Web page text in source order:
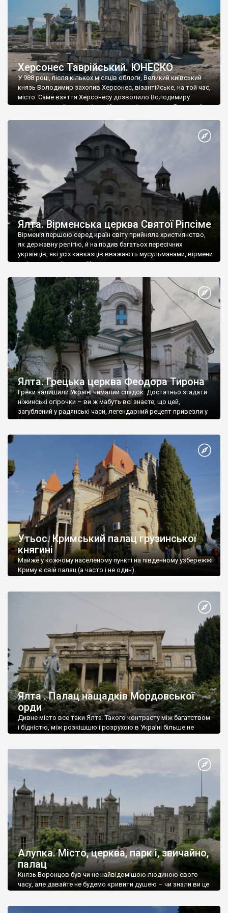
Херсонес Таврійський. ЮНЕСКО
У 988 році, після кількох місяців облоги, Великий київський
князь Володимир захопив Херсонес, візантійське, на той час,
місто. Саме взяття Херсонесу дозволило Володимиру
диктувати свої умови візантійському імператору Василю ІІ, та
Херсонесі Володимир-язичник, став Василем-християнином.
А потім було Хрещення Русі. На честь Херсонесу Таврійського
Ялта. Вірменська церква Святої Ріпсіме
Вірменія першою серед країн світу прийняла християнство,
як державну релігію, й на подив багатьох пересічних
українців, які усіх кавказців вважають мусульманами, вірмени
є відданими вірянами Христа
Ялта. Грецька церква Феодора Тирона
Греки залишили Україні чималий спадок. Достатньо згадати
ніжинські огірочки – ви ж мабуть всі знаєте, що цей,
загублений у радянські часи, легендарний рецепт привезли у
Ніжин греки?
Утьос. Кримський палац грузинської
княгині
Майже у кожному населеному пункті на південному узбережжі
Криму є свій палац (а часто і не один).
Ялта . Палац нащадків Мордовської
орди
Дивне місто все таки Ялта. Такого контрасту між багатством
і бідністю, між розкішшю і розрухою в Україні більше не
Алупка. Місто, церква, парк і, звичайно,
палац
Князь Воронцов був чи не найвідомішою людиною свого
часу, але давайте не будемо кривити душею – чи знали ви це